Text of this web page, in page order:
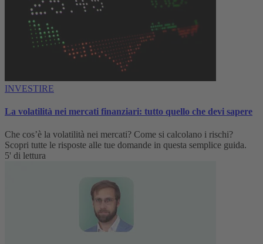
INVESTIRE
La volatilità nei mercati finanziari: tutto quello che devi sapere
Che cos’è la volatilità nei mercati? Come si calcolano i rischi?
Scopri tutte le risposte alle tue domande in questa semplice guida.
5' di lettura